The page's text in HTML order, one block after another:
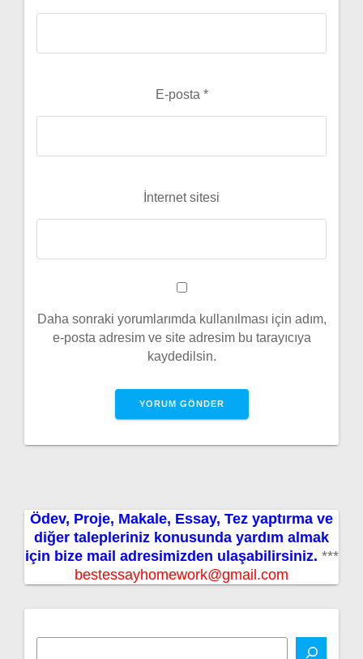
E-posta *
İnternet sitesi
Daha sonraki yorumlarımda kullanılması için adım,
e-posta adresim ve site adresim bu tarayıcıya
kaydedilsin.
Ödev, Proje, Makale, Essay, Tez yaptırma ve
diğer talepleriniz konusunda yardım almak
için bize mail adresimizden ulaşabilirsiniz. ***
bestessayhomework@gmail.com